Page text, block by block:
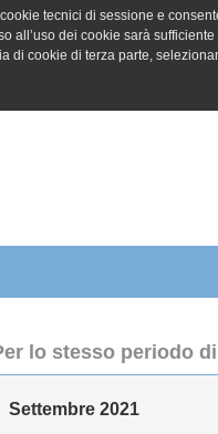
tecnici di sessione e
all’uso dei cookie sarà
di cookie di terza parte,
lo stesso periodo
Settembre 2021